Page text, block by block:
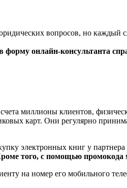
вопросов, но каждый
онлайн-консультанта
миллионы клиентов,
карт. Они регулярно
электронных книг у
того, с помощью
на номер его мобильного